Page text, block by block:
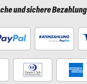
und sichere Bezahlung